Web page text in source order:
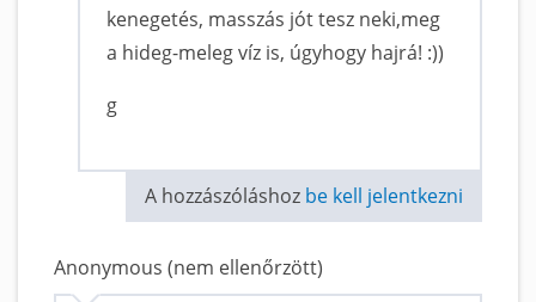
kenegetés, masszás jót tesz neki,meg
a hideg-meleg víz is, úgyhogy hajrá! :))
g
A hozzászóláshoz be kell jelentkezni
Anonymous (nem ellenőrzött)